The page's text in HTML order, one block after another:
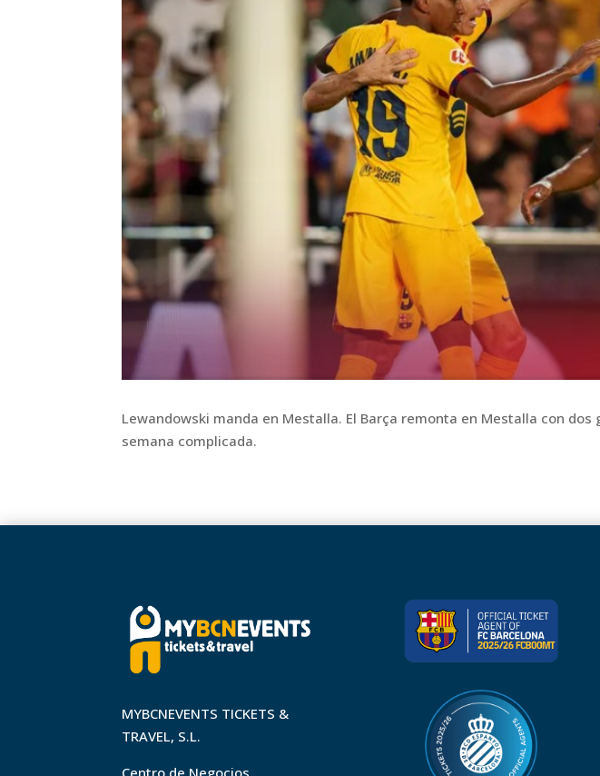
Lewandowski manda en Mestalla. El Barça remonta en Mestalla con
semana complicada.
MYBCNEVENTS TICKETS &
TRAVEL, S.L.
Centro de Negocios